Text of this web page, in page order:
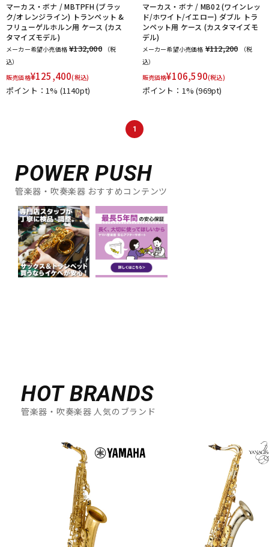
マーカス・ボナ / MBTPFH (ブラッ
ク/オレンジライン) トランペット &
フリューゲルホルン用 ケース (カス
タマイズモデル)
メーカー希望小売価格 ¥132,000
（税
込）
販売価格¥125,400(税込)
ポイント：1% (1140pt)
マーカス・ボナ / MB02 (ワインレッ
ド/ホワイト/イエロー) ダブル トラ
ンペット用 ケース (カスタマイズモ
デル)
メーカー希望小売価格 ¥112,200
（税
込）
販売価格¥106,590(税込)
ポイント：1%(969pt)
1
POWER PUSH
管楽器・吹奏楽器 おすすめコンテンツ
HOT BRANDS
管楽器・吹奏楽器 人気のブランド